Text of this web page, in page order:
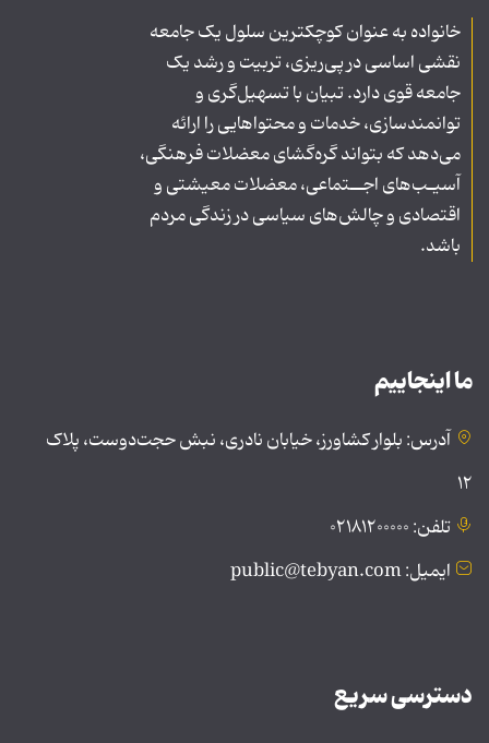
خانواده به عنوان کوچکترین سلول یک جامعه
نقشی اساسی در پی‌ریزی، تربیت و رشد یک
جامعه قوی دارد. تبیان با تسهیل‌گری و
توانمندسازی، خدمات و محتواهایی را ارائه
می‌دهد که بتواند گره‌گشای معضلات فرهنگی،
آسیـب‌های اجــتماعی، معضلات معیشتی و
اقتصادی و چالش‌های سیاسی در زندگی مردم
باشد.
ما اینجاییم
آدرس: بلوار کشاورز، خیابان نادری، نبش حجت‌دوست، پلاک
۱۲
تلفن: ۰۲۱۸۱۲۰۰۰۰۰
ایمیل: public@tebyan.com
دسترسی سریع